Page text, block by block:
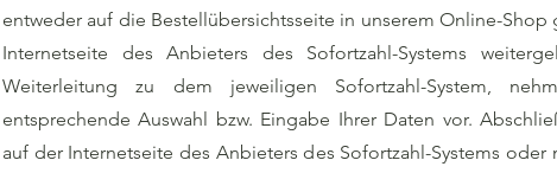
entweder auf die Bestellübersichtsseite in unserem Online-
Internetseite des Anbieters des Sofortzahl-Systems
Weiterleitung zu dem jeweiligen Sofortzahl-System,
entsprechende Auswahl bzw. Eingabe Ihrer Daten vor.
auf der Internetseite des Anbieters des Sofortzahl-Systems oder